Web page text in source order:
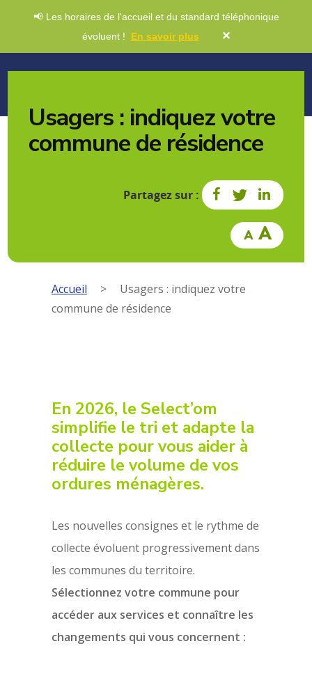
📢 Les horaires de l'accueil et du standard téléphonique
évoluent ! En savoir plus ✕
Usagers : indiquez votre
commune de résidence
Partagez sur :
Accueil >
Usagers : indiquez votre
commune de résidence
En 2026, le Select’om
simplifie le tri et adapte la
collecte pour vous aider à
réduire le volume de vos
ordures ménagères.
Les nouvelles consignes et le rythme de
collecte évoluent progressivement dans
les communes du territoire.
Sélectionnez votre commune pour
accéder aux services et connaître les
changements qui vous concernent :